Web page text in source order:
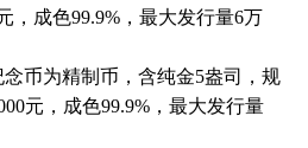
，成色99.9%，最大发行量6万
念币为精制币，含纯金5盎司，规
元，成色99.9%，最大发行量